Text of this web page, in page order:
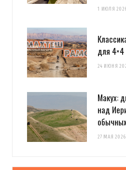
1 ИЮЛЯ
для 4×4
24 ИЮНЯ
Макух:
над
27 МАЯ 2026